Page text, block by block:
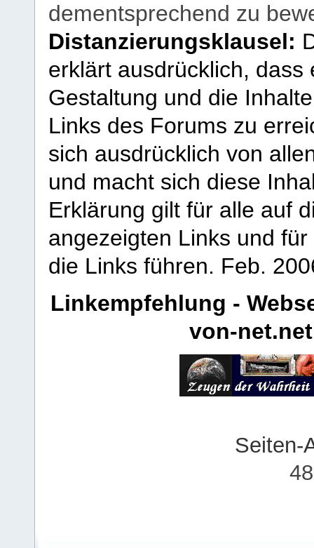
dementsprechend zu
Distanzierungsklausel:
erklärt ausdrücklich,
Gestaltung und die
Links des Forums zu
sich ausdrücklich von
und macht sich diese
Erklärung gilt für alle auf
angezeigten Links und
die Links führen. Feb.
Linkempfehlung -
von-net.net
Seiten-